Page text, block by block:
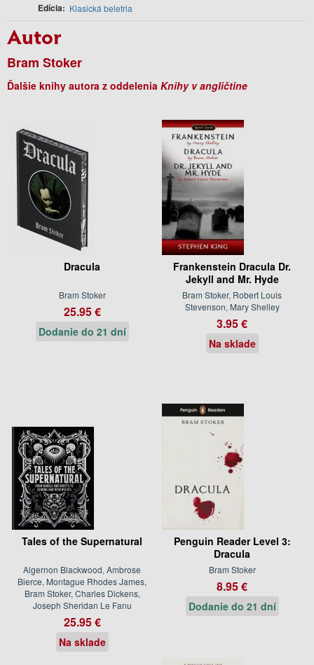
Edícia Klasická beletria
Autor
Bram Stoker
Ďalšie knihy autora z oddelenia Knihy v angličtine
Dracula
Bram Stoker
25.95 €
Dodanie do 21 dní
Frankenstein Dracula Dr.
Jekyll and Mr. Hyde
Bram Stoker, Robert Louis
Stevenson, Mary Shelley
3.95 €
Na sklade
Tales of the Supernatural
Algernon Blackwood, Ambrose
Bierce, Montague Rhodes James,
Bram Stoker, Charles Dickens,
Joseph Sheridan Le Fanu
25.95 €
Na sklade
Penguin Reader Level 3:
Dracula
Bram Stoker
8.95 €
Dodanie do 21 dní